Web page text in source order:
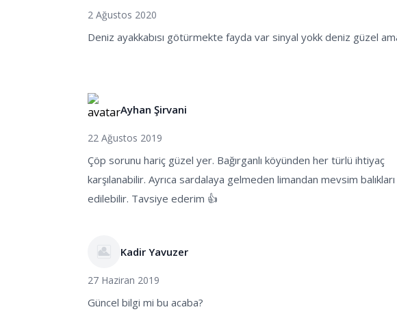
2 Ağustos 2020
Deniz ayakkabısı götürmekte fayda var sinyal yokk deniz güzel
Ayhan Şirvani
22 Ağustos 2019
Çöp sorunu hariç güzel yer. Bağırganlı köyünden her türlü ihtiyaç
karşılanabilir. Ayrıca sardalaya gelmeden limandan mevsim
edilebilir. Tavsiye ederim 👍
Kadir Yavuzer
27 Haziran 2019
Güncel bilgi mi bu acaba?